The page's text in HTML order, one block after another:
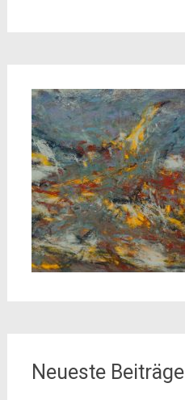
Neueste Beiträge